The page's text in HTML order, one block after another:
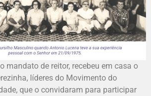
mandato de reitor, recebeu em casa o
líderes do Movimento do
que o convidaram para participar